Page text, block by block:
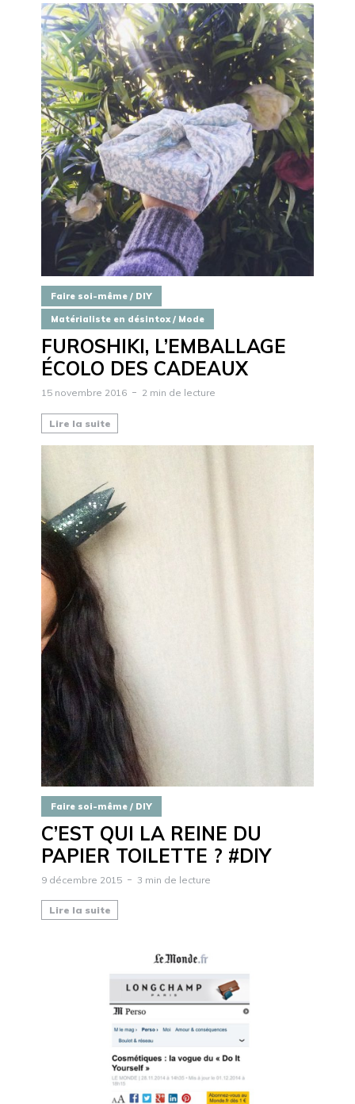
Faire soi-même / DIY
Matérialiste en désintox / Mode
FUROSHIKI, L’EMBALLAGE
ÉCOLO DES CADEAUX
15 novembre 2016 2 min de lecture
Lire la suite
Faire soi-même / DIY
C’EST QUI LA REINE DU
PAPIER TOILETTE ? #DIY
9 décembre 2015 3 min de lecture
Lire la suite